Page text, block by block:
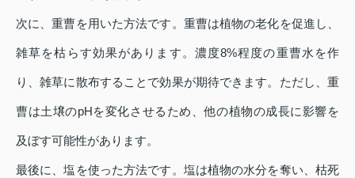
次に、重曹を用いた方法です。重曹は植物の老化を促進し、
雑草を枯らす効果があります。濃度8%程度の重曹水を作
り、雑草に散布することで効果が期待できます。ただし、重
曹は土壌のpHを変化させるため、他の植物の成長に影響を
及ぼす可能性があります。
最後に、塩を使った方法です。塩は植物の水分を奪い、枯死